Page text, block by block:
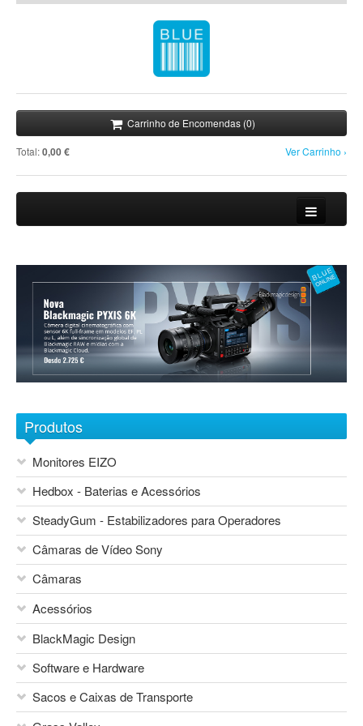
Carrinho de Encomendas (0)
Total:0,00 € Ver Carrinho ›
Promoções
Notícias
Sobre nós
Contactos
Produtos
Monitores EIZO
Hedbox - Baterias e Acessórios
SteadyGum - Estabilizadores para Operadores
Câmaras de Vídeo Sony
Câmaras
Blackmagic Design
Sony Network Camera Systems
Sony Foto e Vídeo Consumo
Canon
Sony
Acessórios
Áudio
Mesas de Mistura
Vocas
Flash Canon
BlackMagic Design
Software e Hardware
Sacos e Caixas de Transporte